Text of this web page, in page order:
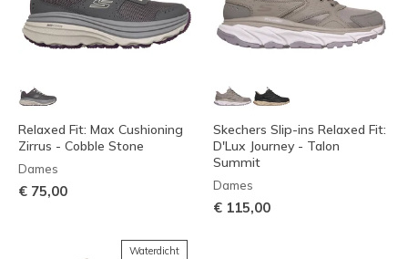
Relaxed Fit: Max Cushioning
Zirrus - Cobble Stone
Dames
€ 75,00
Skechers Slip-ins Relaxed Fit:
D'Lux Journey - Talon
Summit
Dames
€ 115,00
Waterdicht